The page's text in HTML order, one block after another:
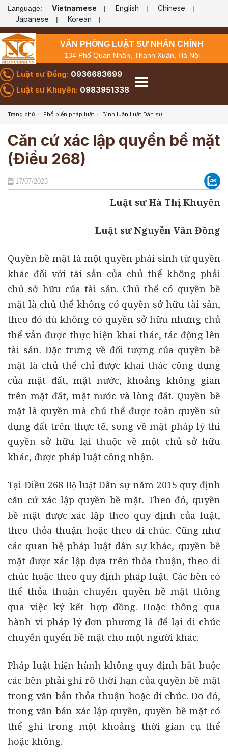
Language: Vietnamese | English | Chinese |
Japanese | Korean |
VĂN PHÒNG LUẬT SƯ NHÂN CHÍNH
134 Phố Quan Nhân, Thanh Xuân, Hà Nội
Luật sư Đồng: 0936683699
Luật sư Khuyên: 0983951338
Trang chủ Phổ biến pháp luật Bình luận Luật Dân sự
Căn cứ xác lập quyền bề mặt
(Điều 268)
17/07/2023
Luật sư Hà Thị Khuyên
Luật sư Nguyễn Văn Đồng
Quyền bề mặt là một quyền phái sinh từ quyền
khác đối với tài sản của chủ thể không phải
chủ sở hữu của tài sản. Chủ thể có quyền bề
mặt là chủ thể không có quyền sở hữu tài sản,
theo đó dù không có quyền sở hữu nhưng chủ
thể vẫn được thực hiện khai thác, tác động lên
tài sản. Đặc trưng về đối tượng của quyền bề
mặt là chủ thể chỉ được khai thác công dụng
của mặt đất, mặt nước, khoảng không gian
trên mặt đất, mặt nước và lòng đất. Quyền bề
mặt là quyền mà chủ thể được toàn quyền sử
dụng đất trên thực tế, song về mặt pháp lý thì
quyền sở hữu lại thuộc về một chủ sở hữu
khác, được pháp luật công nhận.
Tại Điều 268 Bộ luật Dân sự năm 2015 quy định
căn cứ xác lập quyền bề mặt. Theo đó, quyền
bề mặt được xác lập theo quy định của luật,
theo thỏa thuận hoặc theo di chúc. Cũng như
các quan hệ pháp luật dân sự khác, quyền bề
mặt được xác lập dựa trên thỏa thuận, theo di
chúc hoặc theo quy định pháp luật. Các bên có
thể thỏa thuận chuyển quyền bề mặt thông
qua việc ký kết hợp đồng. Hoặc thông qua
hành vi pháp lý đơn phương là để lại di chúc
chuyển quyển bề mặt cho một người khác.
Pháp luật hiện hành không quy định bắt buộc
các bên phải ghi rõ thời hạn của quyền bề mặt
trong văn bản thỏa thuận hoặc di chúc. Do đó,
trong văn bản xác lập quyền, quyền bề mặt có
thể ghi trong một khoảng thời gian cụ thể
hoặc không.